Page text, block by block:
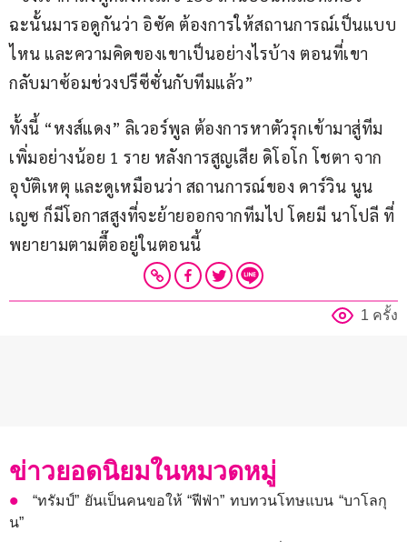
ฉะนั้นมารอดูกันว่า อิซัค ต้องการให้สถานการณ์เป็นแบบ
ไหน และความคิดของเขาเป็นอย่างไรบ้าง ตอนที่เขา
กลับมาซ้อมช่วงปรีซีซั่นกับทีมแล้ว”
ทั้งนี้ “หงส์แดง” ลิเวอร์พูล ต้องการหาตัวรุกเข้ามาสู่ทีม
เพิ่มอย่างน้อย 1 ราย หลังการสูญเสีย ดิโอโก โชตา จาก
อุบัติเหตุ และดูเหมือนว่า สถานการณ์ของ ดาร์วิน นูน
เญซ ก็มีโอกาสสูงที่จะย้ายออกจากทีมไป โดยมี นาโปลี ที่
พยายามตามตื๊ออยู่ในตอนนี้
1 ครั้ง
ข่าวยอดนิยมในหมวดหมู่
“ทรัมป์” ยันเป็นคนขอให้ “ฟีฟ่า” ทบทวนโทษแบน “บาโลกุ
น”